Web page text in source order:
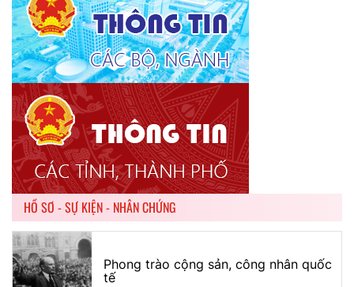
HỒ SƠ - SỰ KIỆN - NHÂN CHỨNG
Phong trào cộng sản, công nhân quốc
tế